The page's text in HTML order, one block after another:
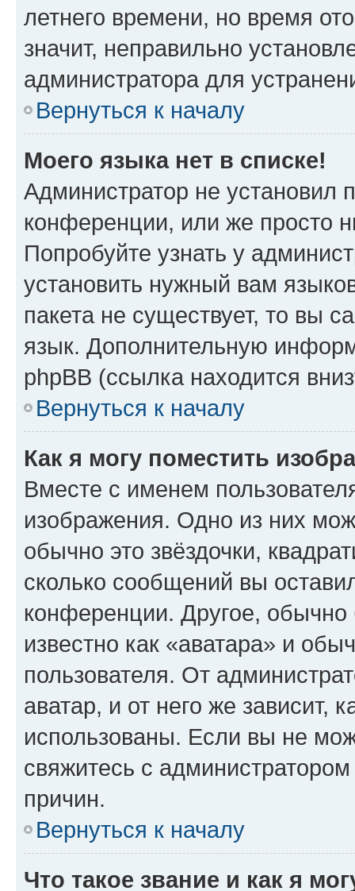
летнего времени, но время
значит, неправильно
администратора для
Вернуться к началу
Моего языка нет в списке!
Администратор не установил
конференции, или же просто
Попробуйте узнать у
установить нужный вам
пакета не существует, то вы
язык. Дополнительную
phpBB (ссылка находится
Вернуться к началу
Как я могу поместить
Вместе с именем
изображения. Одно из них
обычно это звёздочки,
сколько сообщений вы
конференции. Другое,
известно как «аватара» и
пользователя. От
аватар, и от него же зависит,
использованы. Если вы не
свяжитесь с
причин.
Вернуться к началу
Что такое звание и как я